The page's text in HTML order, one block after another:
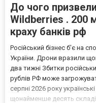
До чого
Wildberries . 200
краху банків рф
Російський бізнес б'є на
України. Дрони вразили
два тижні Збитки
рублів РФ може
серпні 2026 року
щонайменше десять